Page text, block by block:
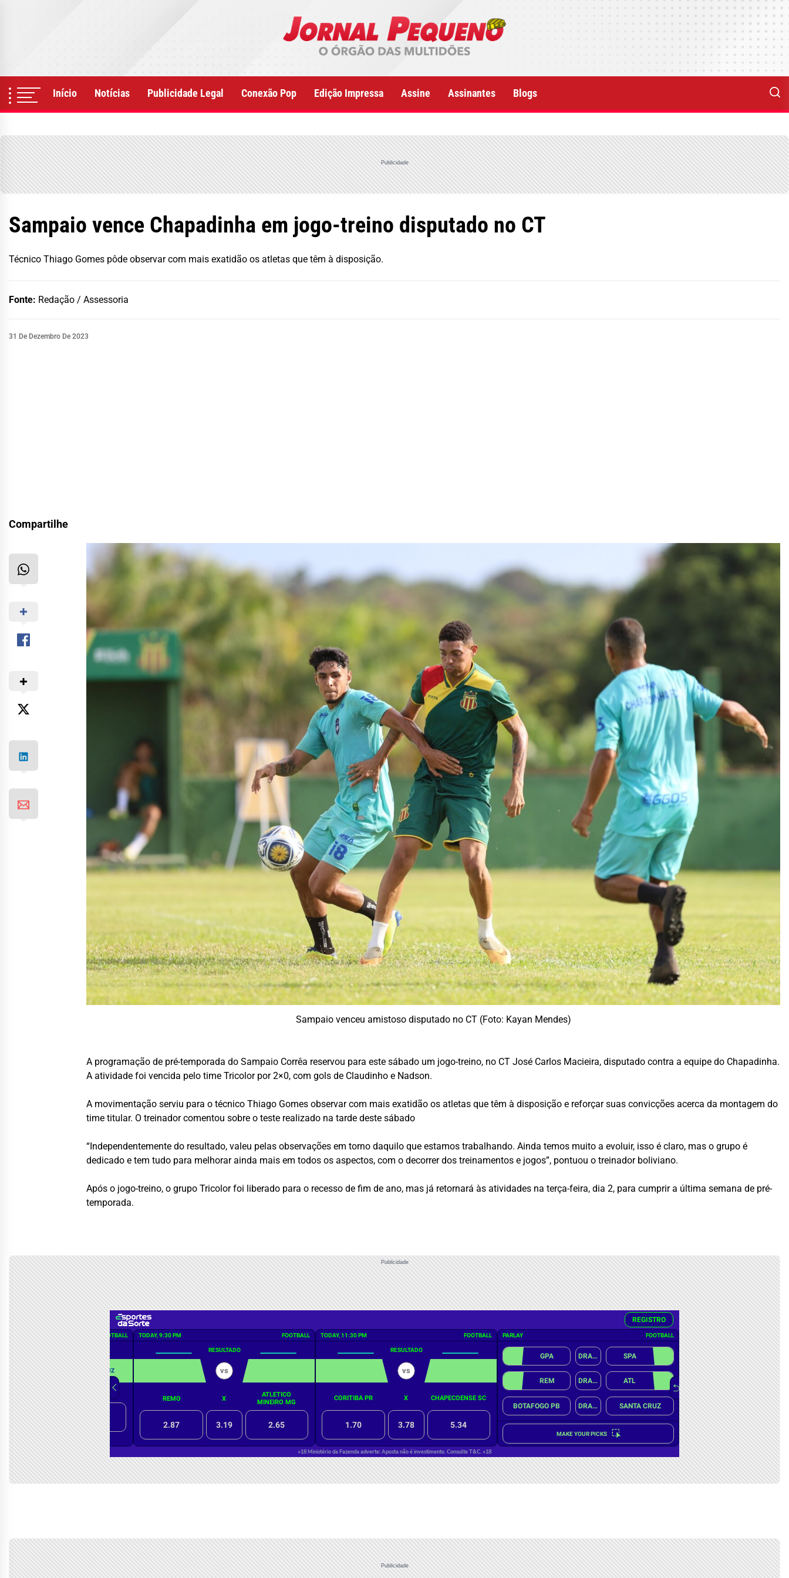
Início Notícias Publicidade Legal Conexão Pop Edição Impressa Assine Assinantes Blogs
Publicidade
Sampaio vence Chapadinha em jogo-treino disputado no CT
Técnico Thiago Gomes pôde observar com mais exatidão os atletas que têm à disposição.
Fonte: Redação / Assessoria
31 De Dezembro De 2023
Compartilhe
Sampaio venceu amistoso disputado no CT (Foto: Kayan Mendes)
A programação de pré-temporada do Sampaio Corrêa reservou para este sábado um jogo-treino, no CT José Carlos Macieira, disputado contra a equipe do Chapadinha.
A atividade foi vencida pelo time Tricolor por 2×0, com gols de Claudinho e Nadson.
A movimentação serviu para o técnico Thiago Gomes observar com mais exatidão os atletas que têm à disposição e reforçar suas convicções acerca da montagem do
time titular. O treinador comentou sobre o teste realizado na tarde deste sábado
“Independentemente do resultado, valeu pelas observações em torno daquilo que estamos trabalhando. Ainda temos muito a evoluir, isso é claro, mas o grupo é
dedicado e tem tudo para melhorar ainda mais em todos os aspectos, com o decorrer dos treinamentos e jogos”, pontuou o treinador boliviano.
Após o jogo-treino, o grupo Tricolor foi liberado para o recesso de fim de ano, mas já retornará às atividades na terça-feira, dia 2, para cumprir a última semana de pré-
temporada.
Publicidade
Publicidade